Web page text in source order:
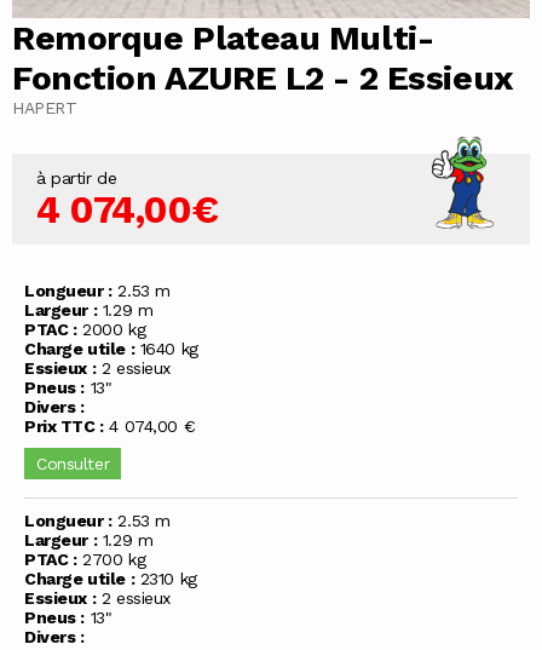
Remorque Plateau Multi-
Fonction AZURE L2 - 2 Essieux
HAPERT
à partir de
4 074,00€
Longueur :2.53 m
Largeur :1.29 m
PTAC :2000 kg
Charge utile :1640 kg
Essieux :2 essieux
Pneus : 13"
Divers :
Prix TTC :4 074,00 €
Consulter
Longueur :2.53 m
Largeur :1.29 m
PTAC :2700 kg
Charge utile :2310 kg
Essieux :2 essieux
Pneus : 13"
Divers :